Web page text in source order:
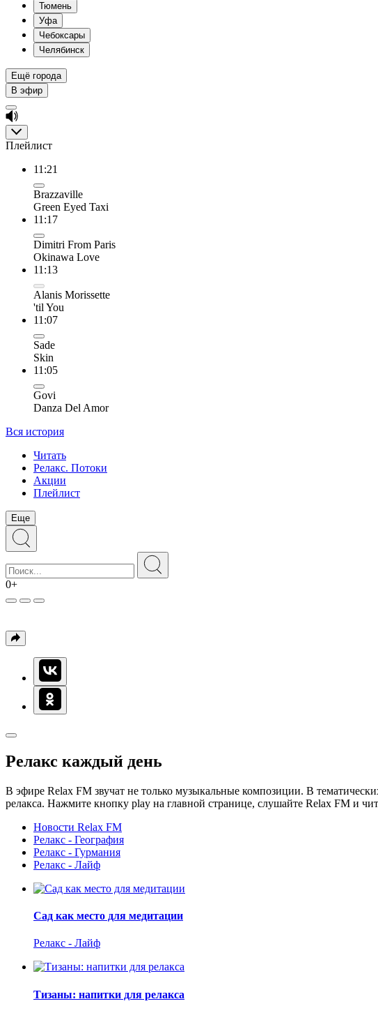
Тюмень
Уфа
Чебоксары
Челябинск
Ещё города
В эфир
Плейлист
11:21
Brazzaville
Green Eyed Taxi
11:17
Dimitri From Paris
Okinawa Love
11:13
Alanis Morissette
'til You
11:07
Sade
Skin
11:05
Govi
Danza Del Amor
Вся история
Читать
Релакс. Потоки
Акции
Плейлист
Еще
0+
Релакс каждый день
В эфире Relax FM звучат не только музыкальные композиции. В
релакса. Нажмите кнопку play на главной странице, слушайте Relax FM и
Новости Relax FM
Релакс - География
Релакс - Гурмания
Релакс - Лайф
Сад как место для медитации
Релакс - Лайф
Тизаны: напитки для релакса